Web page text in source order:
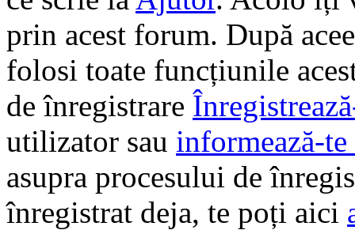
prin acest forum. După
folosi toate funcțiunile
de înregistrare
utilizator sau informează-
asupra procesului de
înregistrat deja, te poți aici